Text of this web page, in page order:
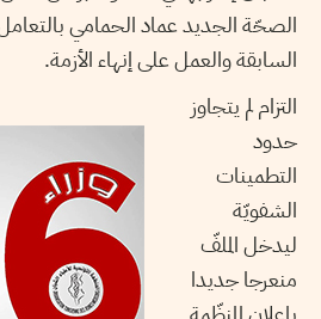
الصحّة الجديد عماد الحمامي
السابقة والعمل على إنهاء الأزمة.
التزام لم يتجاوز
حدود
التطمينات
الشفويّة
ليدخل الملفّ
منعرجا جديدا